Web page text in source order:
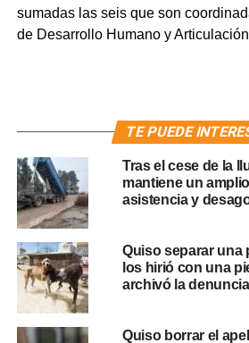
sumadas las seis que son
de Desarrollo Humano y
TE PUEDE
Tras el cese de la
mantiene un
asistencia y
Quiso separar una
los hirió con una
archivó la denuncia
Quiso borrar el